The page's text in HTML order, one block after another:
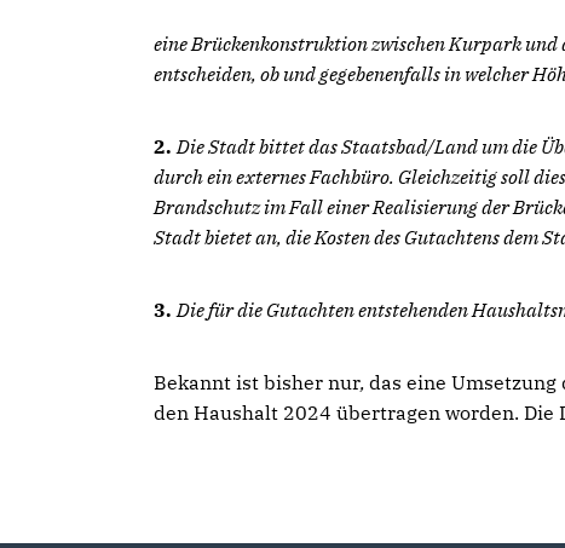
eine Brückenkonstruktion zwischen Kurpark und
entscheiden, ob und gegebenenfalls in welcher
2.Die Stadt bittet das Staatsbad/Land um die
durch ein externes Fachbüro. Gleichzeitig soll
Brandschutz im Fall einer Realisierung der
Stadt bietet an, die Kosten des Gutachtens dem
3.Die für die Gutachten entstehenden
Bekannt ist bisher nur, das eine
den Haushalt 2024 übertragen worden.